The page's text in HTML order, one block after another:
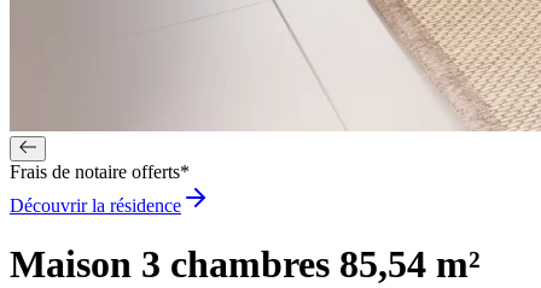
Frais de notaire offerts*
Découvrir la résidence
Maison 3 chambres 85,54 m²